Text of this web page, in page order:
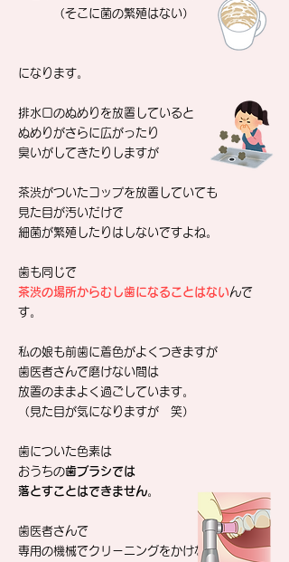
（そこに菌の繁殖はない）
になります。
排水口のぬめりを放置していると
ぬめりがさらに広がったり
臭いがしてきたりしますが
茶渋がついたコップを放置していても
見た目が汚いだけで
細菌が繁殖したりはしないですよね。
歯も同じで
茶渋の場所からむし歯になることはないんで
す。
私の娘も前歯に着色がよくつきますが
歯医者さんで磨けない間は
放置のままよく過ごしています。
（見た目が気になりますが 笑）
歯についた色素は
おうちの歯ブラシでは
落とすことはできません。
歯医者さんで
専用の機械でクリーニングをかけないと